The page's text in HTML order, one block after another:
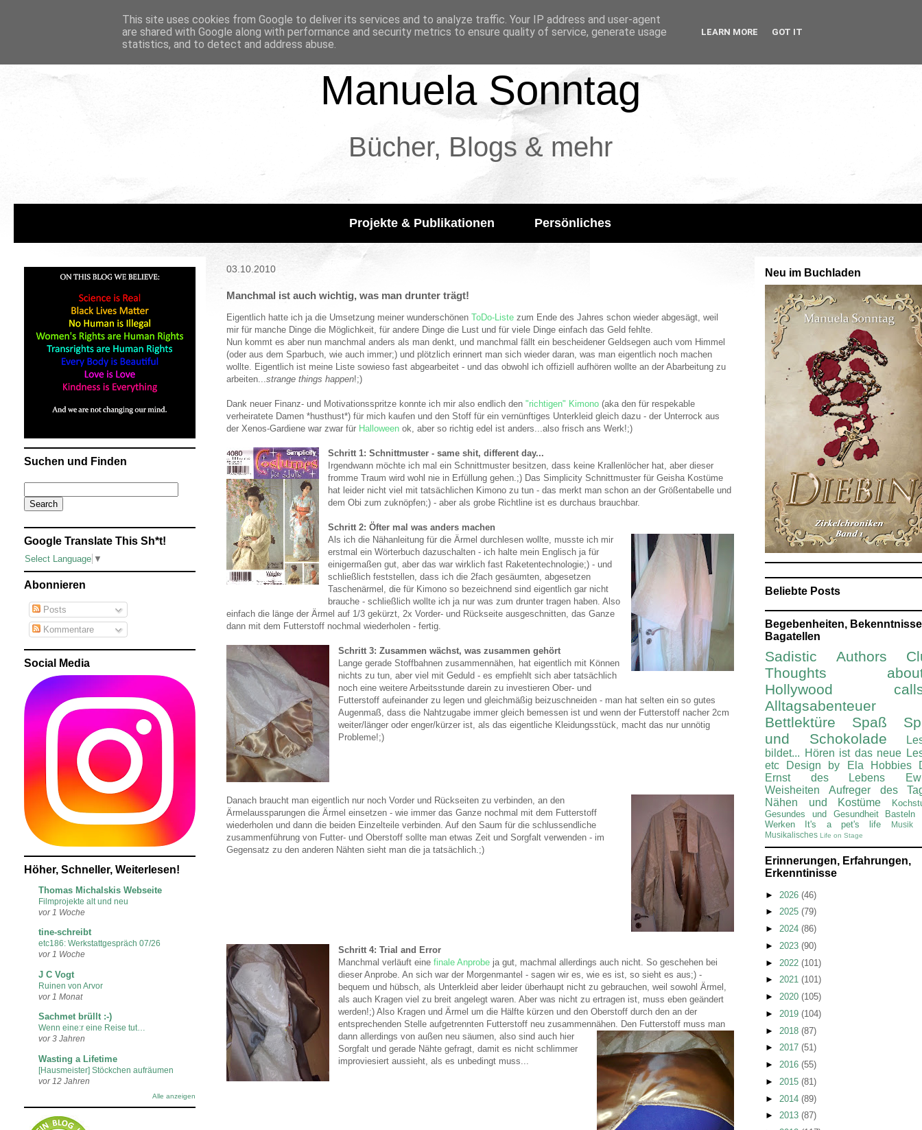
Manuela Sonntag
Bücher, Blogs & mehr
Projekte & Publikationen Persönliches
03.10.2010
Manchmal ist auch wichtig, was man drunter trägt!
Eigentlich hatte ich ja die Umsetzung meiner wunderschönen ToDo-Liste zum Ende des Jahres schon wieder abgesägt, weil
mir für manche Dinge die Möglichkeit, für andere Dinge die Lust und für viele Dinge einfach das Geld fehlte.
Nun kommt es aber nun manchmal anders als man denkt, und manchmal fällt ein bescheidener Geldsegen auch vom Himmel
(oder aus dem Sparbuch, wie auch immer;) und plötzlich erinnert man sich wieder daran, was man eigentlich noch machen
wollte. Eigentlich ist meine Liste sowieso fast abgearbeitet - und das obwohl ich offiziell aufhören wollte an der Abarbeitung zu
arbeiten...strange things happen!;)
Dank neuer Finanz- und Motivationsspritze konnte ich mir also endlich den "richtigen" Kimono (aka den für respekable
verheiratete Damen *husthust*) für mich kaufen und den Stoff für ein vernünftiges Unterkleid gleich dazu - der Unterrock aus
der Xenos-Gardiene war zwar für Halloween ok, aber so richtig edel ist anders...also frisch ans Werk!;)
Schritt 1: Schnittmuster - same shit, different day...
Irgendwann möchte ich mal ein Schnittmuster besitzen, dass keine Krallenlöcher hat, aber dieser
fromme Traum wird wohl nie in Erfüllung gehen.;) Das Simplicity Schnittmuster für Geisha Kostüme
hat leider nicht viel mit tatsächlichen Kimono zu tun - das merkt man schon an der Größentabelle und
dem Obi zum zuknöpfen;) - aber als grobe Richtline ist es durchaus brauchbar.
Schritt 2: Öfter mal was anders machen
Als ich die Nähanleitung für die Ärmel durchlesen wollte, musste ich mir
erstmal ein Wörterbuch dazuschalten - ich halte mein Englisch ja für
einigermaßen gut, aber das war wirklich fast Raketentechnologie;) - und
schließlich feststellen, dass ich die 2fach gesäumten, abgesetzen
Taschenärmel, die für Kimono so bezeichnend sind eigentlich gar nicht
brauche - schließlich wollte ich ja nur was zum drunter tragen haben. Also
einfach die länge der Ärmel auf 1/3 gekürzt, 2x Vorder- und Rückseite ausgeschnitten, das Ganze
dann mit dem Futterstoff nochmal wiederholen - fertig.
Schritt 3: Zusammen wächst, was zusammen gehört
Lange gerade Stoffbahnen zusammennähen, hat eigentlich mit Können
nichts zu tun, aber viel mit Geduld - es empfiehlt sich aber tatsächlich
noch eine weitere Arbeitsstunde darein zu investieren Ober- und
Futterstoff aufeinander zu legen und gleichmäßig beizuschneiden - man hat selten ein so gutes
Augenmaß, dass die Nahtzugabe immer gleich bemessen ist und wenn der Futterstoff nacher 2cm
weiter/länger oder enger/kürzer ist, als das eigentliche Kleidungsstück, macht das nur unnötig
Probleme!;)
Danach braucht man eigentlich nur noch Vorder und Rückseiten zu verbinden, an den
Ärmelaussparungen die Ärmel einsetzen - wie immer das Ganze nochmal mit dem Futterstoff
wiederholen und dann die beiden Einzelteile verbinden. Auf den Saum für die schlussendliche
zusammenführung von Futter- und Oberstoff sollte man etwas Zeit und Sorgfalt verwenden - im
Gegensatz zu den anderen Nähten sieht man die ja tatsächlich.;)
Schritt 4: Trial and Error
Manchmal verläuft eine finale Anprobe ja gut, machmal allerdings auch nicht. So geschehen bei
dieser Anprobe. An sich war der Morgenmantel - sagen wir es, wie es ist, so sieht es aus;) -
bequem und hübsch, als Unterkleid aber leider überhaupt nicht zu gebrauchen, weil sowohl Ärmel,
als auch Kragen viel zu breit angelegt waren. Aber was nicht zu ertragen ist, muss eben geändert
werden!;) Also Kragen und Ärmel um die Hälfte kürzen und den Oberstoff durch den an der
entsprechenden Stelle aufgetrennten Futterstoff neu zusammennähen. Den Futterstoff muss man
dann allerdings von außen neu säumen, also sind auch hier
Sorgfalt und gerade Nähte gefragt, damit es nicht schlimmer
improviesiert aussieht, als es unbedingt muss...
Suchen und Finden
Google Translate This Sh*t!
Select Language ▼
Abonnieren
Posts
Kommentare
Social Media
Höher, Schneller, Weiterlesen!
Thomas Michalskis Webseite
Filmprojekte alt und neu
vor 1 Woche
tine-schreibt
etc186: Werkstattgespräch 07/26
vor 1 Woche
J C Vogt
Ruinen von Arvor
vor 1 Monat
Sachmet brüllt :-)
Wenn eine:r eine Reise tut…
vor 3 Jahren
Wasting a Lifetime
[Hausmeister] Stöckchen aufräumen
vor 12 Jahren
Alle anzeigen
Neu im Buchladen
Beliebte Posts
Begebenheiten,
Bagatellen
Sadistic Authors
Thoughts
Hollywood
Alltagsabenteuer
Bettlektüre
Spaß
und Schokolade
bildet... Hören ist das neue
etc
Design by Ela Hobbies
Ernst des Lebens
Weisheiten
Aufreger des
Nähen und Kostüme
Gesundes und Gesundheit
Basteln
Werken
It's a pet's life
Musik
Musikalisches Life on Stage
Erinnerungen, Erfahrungen,
Erkenntinisse
► 2026 (46)
► 2025 (79)
► 2024 (86)
► 2023 (90)
► 2022 (101)
► 2021 (101)
► 2020 (105)
► 2019 (104)
► 2018 (87)
► 2017 (51)
► 2016 (55)
► 2015 (81)
► 2014 (89)
► 2013 (87)
This site uses cookies from Google to deliver its services and to analyze traffic. Your IP address and user-agent
are shared with Google along with performance and security metrics to ensure quality of service, generate usage
statistics, and to detect and address abuse.
LEARN MORE GOT IT